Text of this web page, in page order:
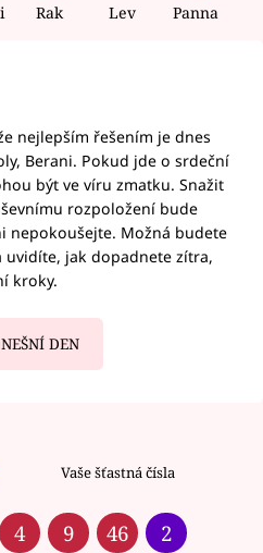
Rak Lev Panna
nejlepším řešením je dnes
Berani. Pokud jde o srdeční
být ve víru zmatku. Snažit
rozpoložení bude
nepokoušejte. Možná budete
jak dopadnete zítra,
kroky.
DEN
Vaše šťastná čísla
4 9 46 2